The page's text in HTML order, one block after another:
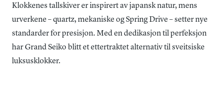
Klokkenes tallskiver er inspirert av japansk natur, mens
urverkene – quartz, mekaniske og Spring Drive – setter nye
standarder for presisjon. Med en dedikasjon til perfeksjon
har Grand Seiko blitt et ettertraktet alternativ til sveitsiske
luksusklokker.